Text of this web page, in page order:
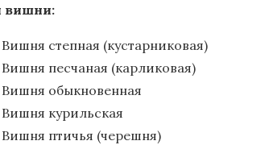
вишни:
Вишня степная (кустарниковая)
Вишня песчаная (карликовая)
Вишня обыкновенная
Вишня курильская
Вишня птичья (черешня)